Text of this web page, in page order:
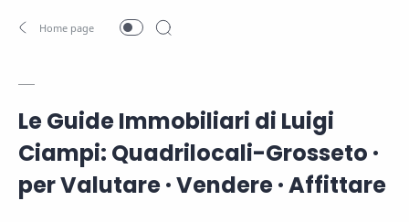
Le Guide Immobiliari di Luigi
Ciampi: Quadrilocali-Grosseto ·
per Valutare · Vendere · Affittare